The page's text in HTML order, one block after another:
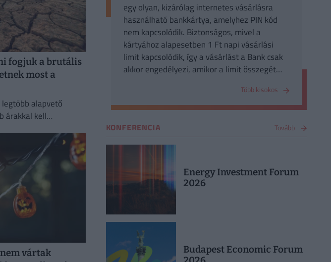
fogjuk a brutális
most a
alapvető
árakkal kell
vártak
egy olyan, kizárólag internetes vásárlásra
használható bankkártya, amelyhez PIN kód
nem kapcsolódik. Biztonságos, mivel a
kártyához alapesetben 1 Ft napi vásárlási
limit kapcsolódik, így a vásárlást a Bank csak
akkor engedélyezi, amikor a limit összegét
tudod módosítani telebankon keresztül.
Több kisokos
KONFERENCIA Tovább
Energy Investment Forum
2026
Budapest Economic Forum